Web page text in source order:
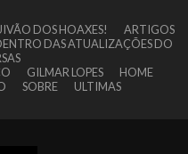
DOS HOAXES!
ARTIGOS
DAS ATUALIZAÇÕES DO
GILMAR LOPES
HOME
SOBRE ULTIMAS